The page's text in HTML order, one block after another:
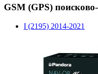
GSM (GPS)
I (2195) 2014-2021